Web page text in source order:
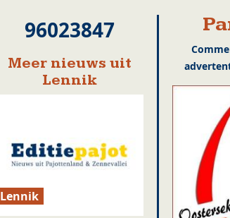
96023847
Meer nieuws uit
Lennik
Lennik